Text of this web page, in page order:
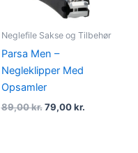
Neglefile Sakse og Tilbehør
Parsa Men –
Negleklipper Med
Opsamler
89,00kr. 79,00kr.